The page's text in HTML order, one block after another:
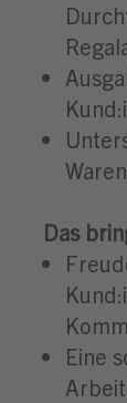
Waren
Das
Eine